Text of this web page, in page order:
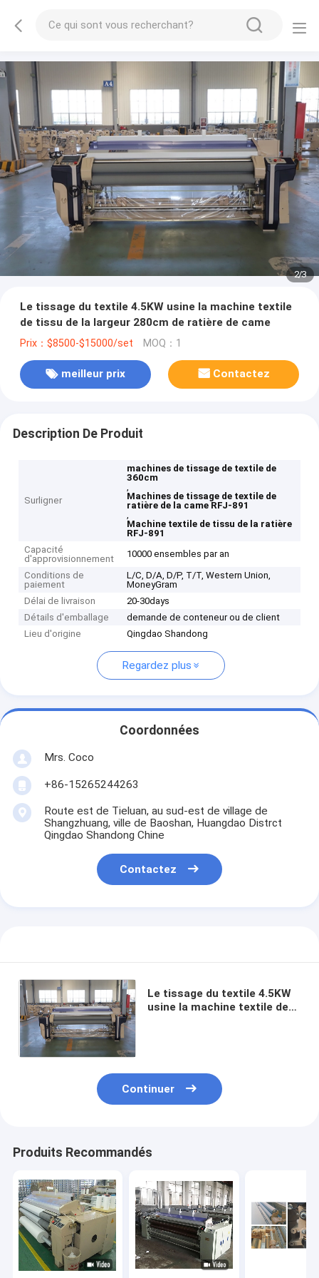
2/3
Le tissage du textile 4.5KW usine la machine textile
de tissu de la largeur 280cm de ratière de came
Prix：$8500-$15000/set MOQ：1
meilleur prix Contactez
Description De Produit
Surligner
machines de tissage de textile de
360cm
,
Machines de tissage de textile de
ratière de la came RFJ-891
,
Machine textile de tissu de la ratière
RFJ-891
Capacité
d'approvisionnement
10000 ensembles par an
Conditions de
paiement
L/C, D/A, D/P, T/T, Western Union,
MoneyGram
Délai de livraison
20-30days
Détails d'emballage
demande de conteneur ou de client
Lieu d'origine
Qingdao Shandong
Regardez plus
Coordonnées
Mrs. Coco
+86-15265244263
Route est de Tieluan, au sud-est de village de
Shangzhuang, ville de Baoshan, Huangdao Distrct
Qingdao Shandong Chine
Contactez
Le tissage du textile 4.5KW
usine la machine textile de
Continuer
Produits Recommandés